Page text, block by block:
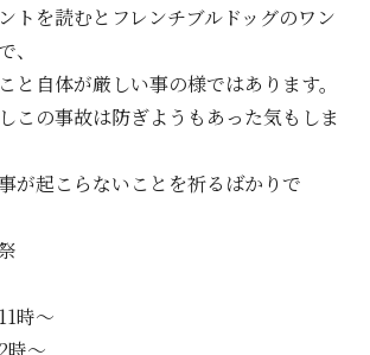
トを読むとフレンチブルドッグのワン
、
と自体が厳しい事の様ではあります。
この事故は防ぎようもあった気もしま
が起こらないことを祈るばかりで
時～